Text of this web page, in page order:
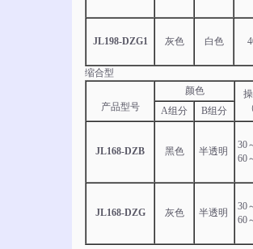
JL198-DZG1 灰色 白色
缩合型
产品型号
颜色
A组分 B组分
JL168-DZB 黑色 半透明
30
60
JL168-DZG 灰色 半透明
30
60